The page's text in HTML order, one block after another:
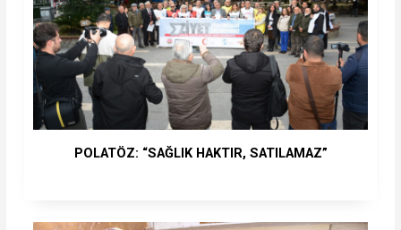
POLATÖZ: “SAĞLIK HAKTIR, SATILAMAZ”